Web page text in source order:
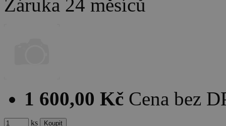
Záruka 24 měsíců
1 600,00 Kč Cena bez
ks